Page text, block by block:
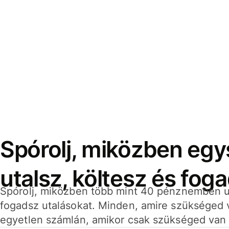
Spórolj, miközben
utalsz, költesz és
Spórolj, miközben több mint 40 pénznemben
fogadsz utalásokat. Minden, amire szükséged
egyetlen számlán, amikor csak szükséged van